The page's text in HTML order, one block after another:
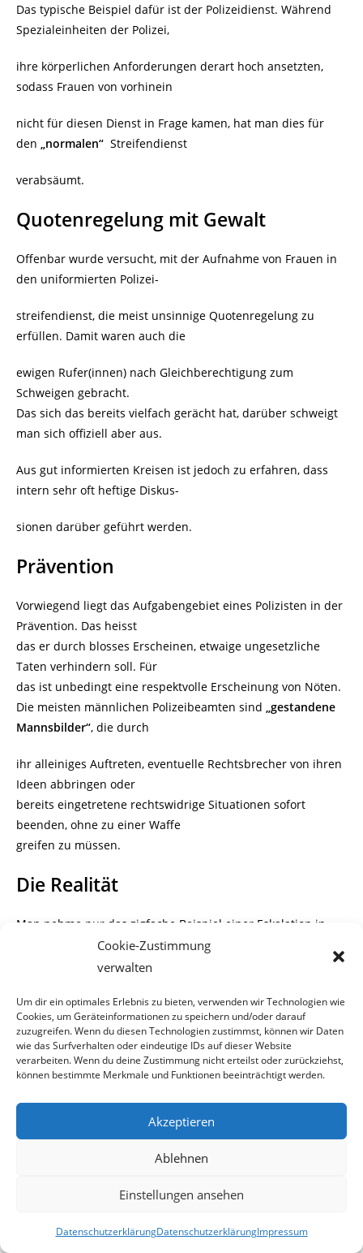
Cookie-Zustimmung
verwalten
Um dir ein optimales Erlebnis zu bieten, verwenden wir Technologien wie
Cookies, um Geräteinformationen zu speichern und/oder darauf
zuzugreifen. Wenn du diesen Technologien zustimmst, können wir Daten
wie das Surfverhalten oder eindeutige IDs auf dieser Website
verarbeiten. Wenn du deine Zustimmung nicht erteilst oder zurückziehst,
können bestimmte Merkmale und Funktionen beeinträchtigt werden.
Akzeptieren
Ablehnen
Einstellungen ansehen
DatenschutzerklärungDatenschutzerklärungImpressum
Das typische Beispiel dafür ist der Polizeidienst. Während
Spezialeinheiten der Polizei,
ihre körperlichen Anforderungen derart hoch ansetzten,
sodass Frauen von vorhinein
nicht für diesen Dienst in Frage kamen, hat man dies für
den „normalen“ Streifendienst
verabsäumt.
Quotenregelung mit Gewalt
Offenbar wurde versucht, mit der Aufnahme von Frauen in
den uniformierten Polizei-
streifendienst, die meist unsinnige Quotenregelung zu
erfüllen. Damit waren auch die
ewigen Rufer(innen) nach Gleichberechtigung zum
Schweigen gebracht.
Das sich das bereits vielfach gerächt hat, darüber schweigt
man sich offiziell aber aus.
Aus gut informierten Kreisen ist jedoch zu erfahren, dass
intern sehr oft heftige Diskus-
sionen darüber geführt werden.
Prävention
Vorwiegend liegt das Aufgabengebiet eines Polizisten in der
Prävention. Das heisst
das er durch blosses Erscheinen, etwaige ungesetzliche
Taten verhindern soll. Für
das ist unbedingt eine respektvolle Erscheinung von Nöten.
Die meisten männlichen Polizeibeamten sind „gestandene
Mannsbilder“, die durch
ihr alleiniges Auftreten, eventuelle Rechtsbrecher von ihren
Ideen abbringen oder
bereits eingetretene rechtswidrige Situationen sofort
beenden, ohne zu einer Waffe
greifen zu müssen.
Die Realität
Man nehme nur das zigfache Beispiel einer Eskalation in
einem Lokal. Fiktiver
ein Arbeiterlokal in einem Wiener Vorstadtbezirk
in einem muslimischen Stadtteil.
Zwei oder mehrere Kontrahenten geraten sich in die Wolle.
Die Polizei trifft ein und
durch das alleinige Auftreten von zwei„gestandenen“
männlichen Polizisten, ist die
heikle Situation meist sofort beendet.
den Tatort. Hand auf’s Herz,